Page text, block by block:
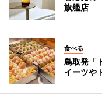
旗艦店
食べる
鳥取発「
イーツや